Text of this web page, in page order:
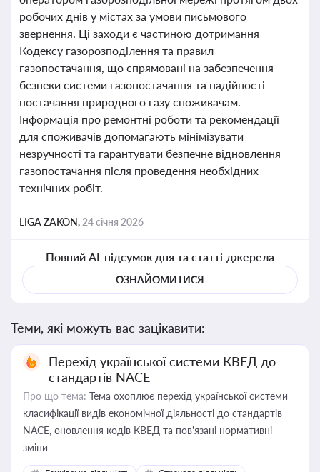
робочих днів у містах за умови письмового
звернення. Ці заходи є частиною дотримання
Кодексу газорозподілення та правил
газопостачання, що спрямовані на забезпечення
безпеки системи газопостачання та надійності
постачання природного газу споживачам.
Інформація про ремонтні роботи та рекомендації
для споживачів допомагають мінімізувати
незручності та гарантувати безпечне відновлення
газопостачання після проведення необхідних
технічних робіт.
LIGA ZAKON, 24 січня 2026
Повний AI-підсумок дня та статті-джерела
ОЗНАЙОМИТИСЯ
Теми, які можуть вас зацікавити:
Перехід української системи КВЕД до
стандартів NACE
Про що тема: Тема охоплює перехід української системи
класифікації видів економічної діяльності до стандартів
NACE, оновлення кодів КВЕД та пов'язані нормативні
зміни